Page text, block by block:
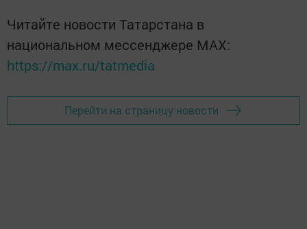
Читайте новости Татарстана в
национальном мессенджере MАХ:
https://max.ru/tatmedia
Перейти на страницу новости